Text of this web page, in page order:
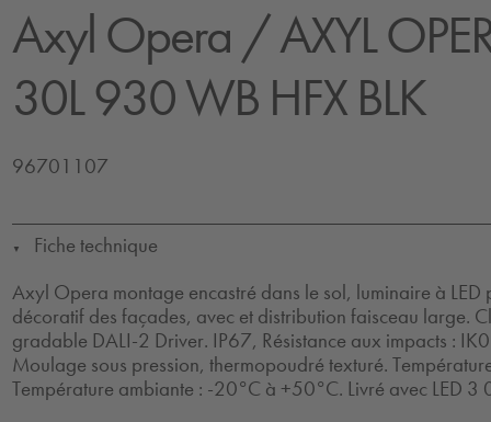
Axyl Opera / AXYL
30L 930 WB HFX BLK
96701107
▼
Fiche technique
Axyl Opera montage encastré dans le sol, luminaire à
décoratif des façades, avec et distribution faisceau large.
gradable DALI-2 Driver. IP67, Résistance aux impacts :
Moulage sous pression, thermopoudré texturé.
Température ambiante : -20°C à +50°C. Livré avec LED 3